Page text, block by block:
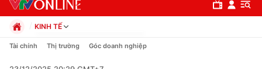
KINH TẾ
Chính trị
Tài chính Thị trường Góc doanh nghiệp